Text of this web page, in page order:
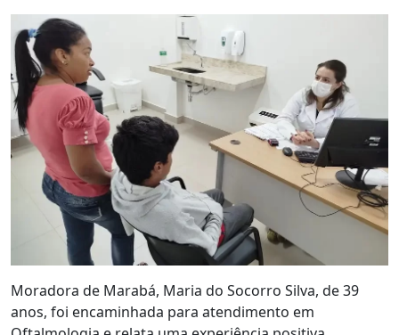
Moradora de Marabá, Maria do Socorro Silva, de 39
anos, foi encaminhada para atendimento em